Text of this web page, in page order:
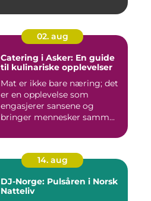
02. aug
Catering i Asker: En guide
til kulinariske opplevelser
Mat er ikke bare næring; det
er en opplevelse som
engasjerer sansene og
bringer mennesker samm...
14. aug
DJ-Norge: Pulsåren i Norsk
Natteliv